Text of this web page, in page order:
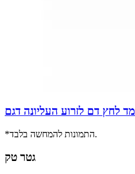
*התמונות להמחשה בלבד.
גטר טק